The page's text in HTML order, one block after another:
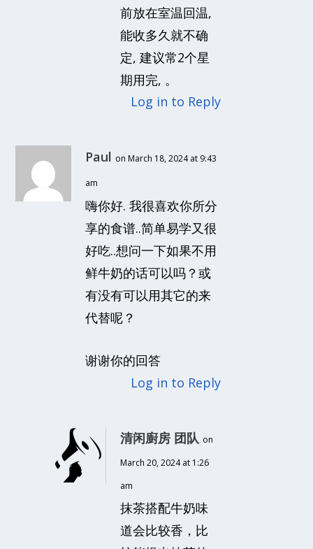
前放在室温回温,
能收多久就不确
定, 建议常2个星
期用完, 。
Log in to Reply
Paul on March 18, 2024 at 9:43
am
嗨你好. 我很喜欢你所分
享的食谱..简单易学又很
好吃..想问一下如果不用
鲜牛奶的话可以吗？或
有没有可以用其它的来
代替呢？
谢谢你的回答
Log in to Reply
清闲廚房 团队 on
March 20, 2024 at 1:26
am
抹茶搭配牛奶味
道会比较香，比